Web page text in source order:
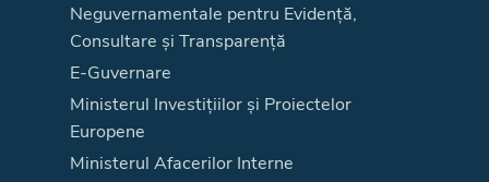
Neguvernamentale pentru Evidență,
Consultare și Transparență
E-Guvernare
Ministerul Investițiilor și Proiectelor
Europene
Ministerul Afacerilor Interne